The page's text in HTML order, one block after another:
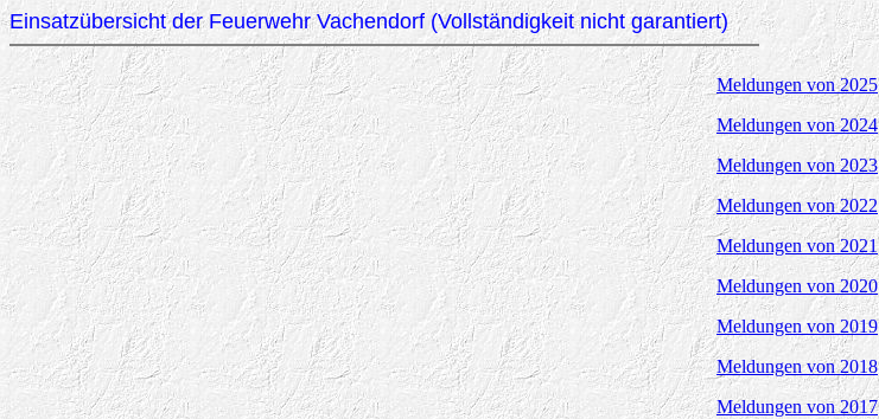
Einsatzübersicht der Feuerwehr Vachendorf (Vollständigkeit nicht garantiert)
Meldungen von 2025
Meldungen von 2024
Meldungen von 2023
Meldungen von 2022
Meldungen von 2021
Meldungen von 2020
Meldungen von 2019
Meldungen von 2018
Meldungen von 2017